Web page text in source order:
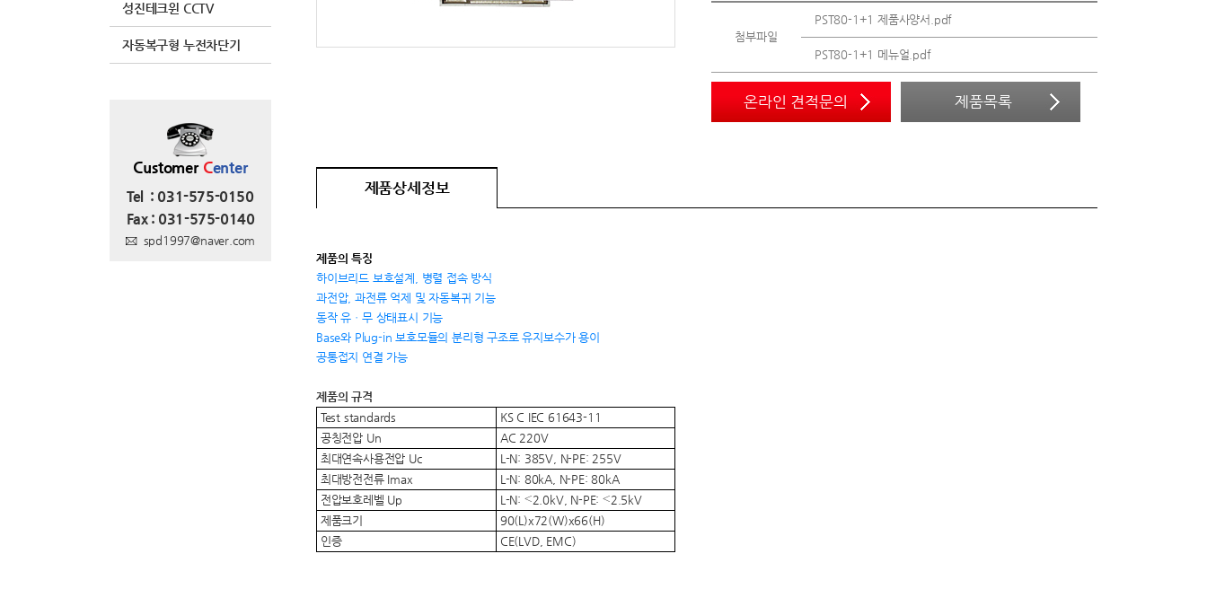
성진테크윈 CCTV
자동복구형 누전차단기
Customer Center
Tel : 031-575-0150
Fax : 031-575-0140
spd1997@naver.com
첨부파일
PST80-1+1 제품사양서.pdf
PST80-1+1 메뉴얼.pdf
온라인 견적문의 제품목록
제품상세정보
제품의 특징
하이브리드 보호설계, 병렬 접속 방식
과전압, 과전류 억제 및 자동복귀 기능
동작 유ㆍ무 상태표시 기능
Base와 Plug-in 보호모듈의 분리형 구조로 유지보수가 용이
공통접지 연결 가능
제품의 규격
Test standards
KS C IEC 61643-11
공칭전압 Un
AC 220V
최대연속사용전압 Uc
L-N: 385V, N-PE: 255V
최대방전전류 Imax
L-N: 80kA, N-PE: 80kA
전압보호레벨 Up
L-N: ≤2.0kV, N-PE: ≤2.5kV
제품크기
90(L)x72(W)x66(H)
인증
CE(LVD, EMC)